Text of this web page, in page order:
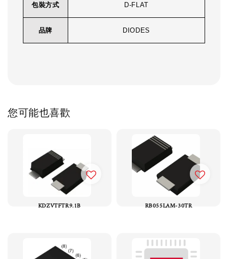
包裝方式 D-FLAT
品牌 DIODES
您可能也喜歡
KDZVTFTR9.1B RB055LAM-30TR